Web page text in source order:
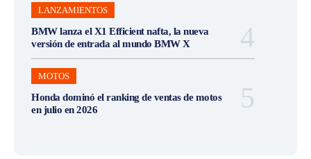
LANZAMIENTOS
BMW lanza el X1 Efficient nafta, la nueva
versión de entrada al mundo BMW X
MOTOS
Honda dominó el ranking de ventas de motos
en julio en 2026